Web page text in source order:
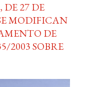
27 DE
MODIFICAN
DE
2003 SOBRE